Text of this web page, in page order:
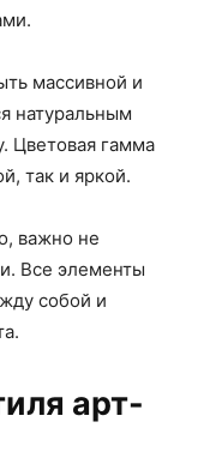
массивной и
натуральным
Цветовая гамма
так и яркой.
важно не
Все элементы
собой и
арт-